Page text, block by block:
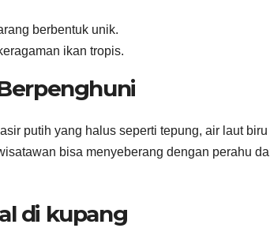
berbentuk unik.
ikan tropis.
putih yang halus seperti tepung, air laut biru
bisa menyeberang dengan perahu
di kupang